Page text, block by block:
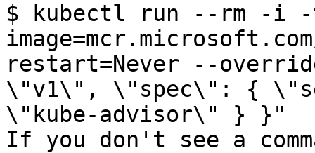
$ kubectl run --rm -i
restart=Never --
\"v1\", \"spec\": {
\"kube-advisor\" } }"
If you don't see a